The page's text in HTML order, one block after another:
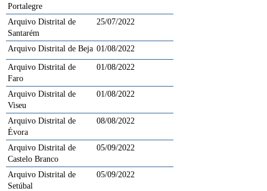
Portalegre
Arquivo Distrital de
Santarém
25/07/2022
Arquivo Distrital de Beja 01/08/2022
Arquivo Distrital de
Faro
01/08/2022
Arquivo Distrital de
Viseu
01/08/2022
Arquivo Distrital de
Évora
08/08/2022
Arquivo Distrital de
Castelo Branco
05/09/2022
Arquivo Distrital de
Setúbal
05/09/2022